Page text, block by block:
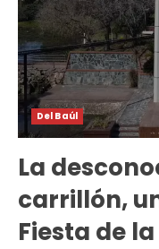
Del Baúl
La
carrillón,
Fiesta de